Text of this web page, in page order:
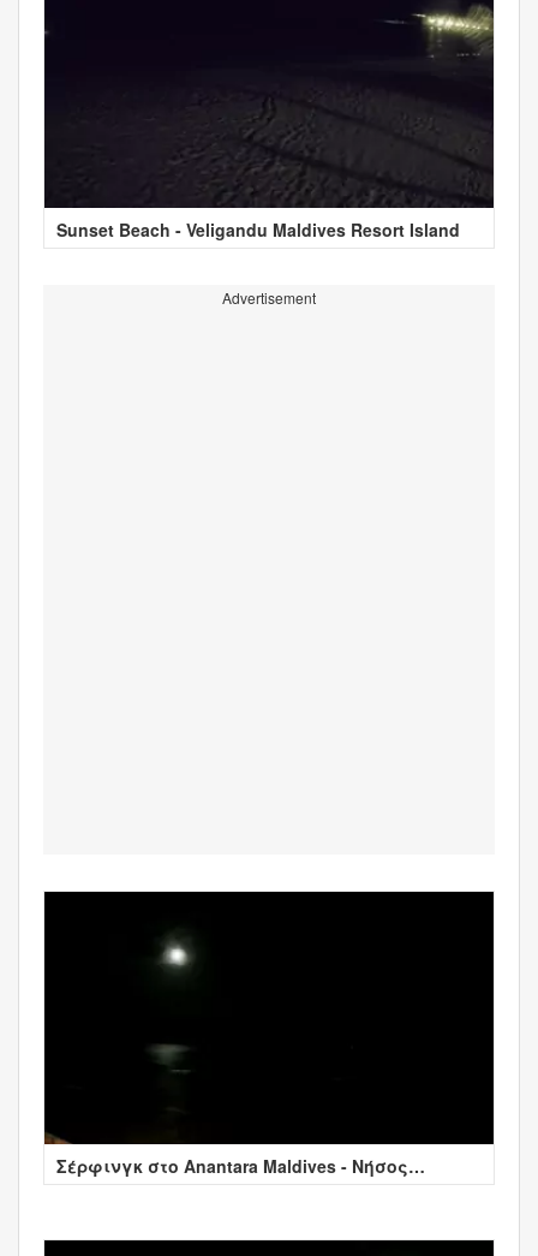
Sunset Beach - Veligandu Maldives Resort Island
Advertisement
Σέρφινγκ στο Anantara Maldives - Νήσος
Μαρίνα